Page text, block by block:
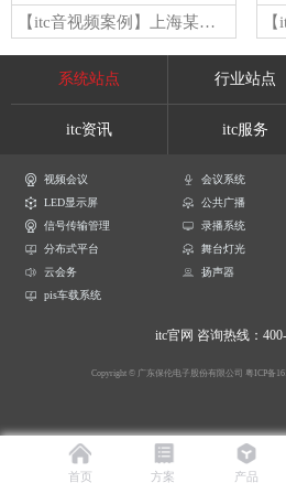
【itc音视频案例】上海某出入境边检指挥中心
系统站点 行业站点
itc资讯 itc服务
视频会议 会议系统
LED显示屏
公共广播
信号传输管理
录播系统
分布式平台
舞台灯光
云会务
扬声器
pis车载系统
itc官网 咨询热线：
Copyright © 广东保伦电子股份有限公司 粤ICP备
首页 方案 产品